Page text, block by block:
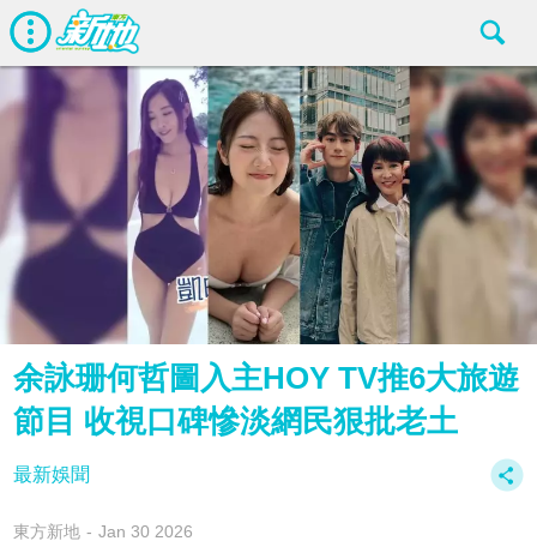
余詠珊何哲圖入主HOY TV推6大旅遊
節目 收視口碑慘淡網民狠批老土
最新娛聞
東方新地 Jan 30 2026